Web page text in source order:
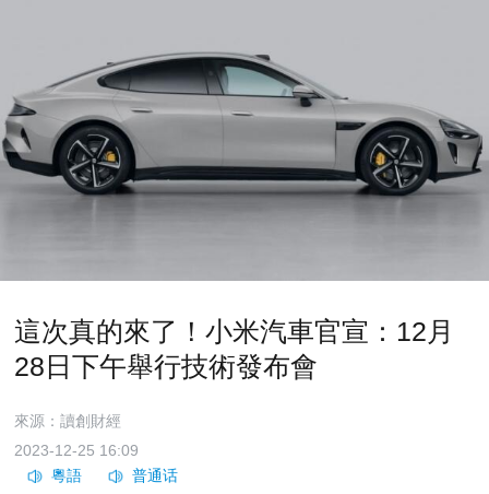
這次真的來了！小米汽車官宣：12月
28日下午舉行技術發布會
來源：讀創財經
2023-12-25 16:09